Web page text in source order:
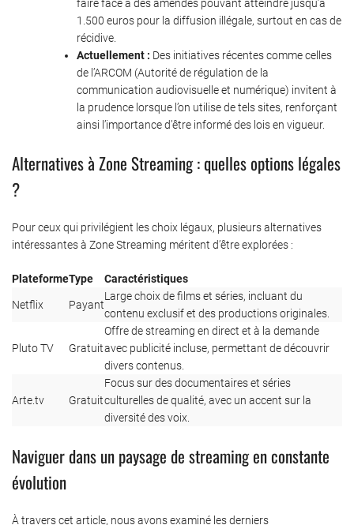
faire face à des amendes pouvant atteindre jusqu’à
1.500 euros pour la diffusion illégale, surtout en cas de
récidive.
Actuellement : Des initiatives récentes comme celles
de l’ARCOM (Autorité de régulation de la
communication audiovisuelle et numérique) invitent à
la prudence lorsque l’on utilise de tels sites, renforçant
ainsi l’importance d’être informé des lois en vigueur.
Alternatives à Zone Streaming : quelles options légales
?
Pour ceux qui privilégient les choix légaux, plusieurs alternatives
intéressantes à Zone Streaming méritent d’être explorées :
PlateformeType Caractéristiques
Netflix Payant
Large choix de films et séries, incluant du
contenu exclusif et des productions originales.
Pluto TV Gratuit
Offre de streaming en direct et à la demande
avec publicité incluse, permettant de découvrir
divers contenus.
Arte.tv Gratuit
Focus sur des documentaires et séries
culturelles de qualité, avec un accent sur la
diversité des voix.
Naviguer dans un paysage de streaming en constante
évolution
À travers cet article, nous avons examiné les derniers